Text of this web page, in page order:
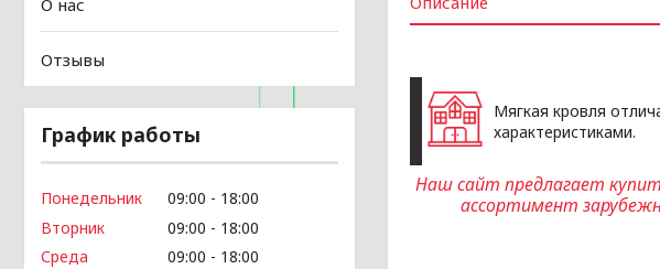
Мягкая кровля
характеристиками.
Наш сайт предлагает
ассортимент
Отзывы
График работы
Понедельник 09:00
18:00
Вторник
09:00
18:00
Среда
09:00
18:00